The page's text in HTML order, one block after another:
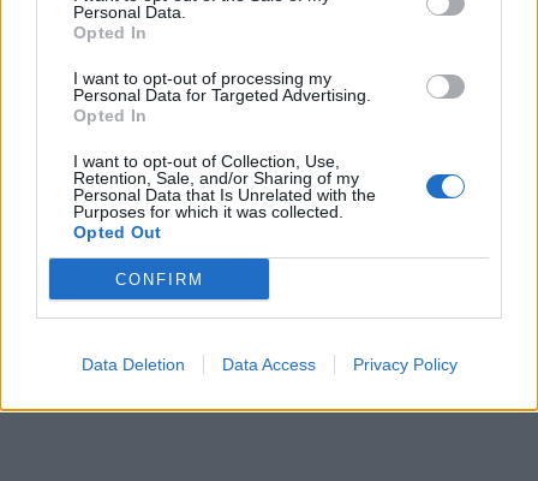
Personal Data.
Opted In
I want to opt-out of processing my
Personal Data for Targeted Advertising.
Opted In
I want to opt-out of Collection, Use,
Retention, Sale, and/or Sharing of my
Personal Data that Is Unrelated with the
Purposes for which it was collected.
Opted Out
CONFIRM
Data Deletion Data Access Privacy Policy